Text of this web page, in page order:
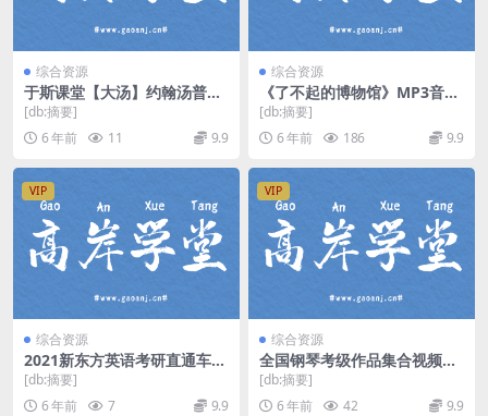
综合资源
于斯课堂【大汤】约翰汤普森
现代钢琴教程12册（价值398
元高清）百度网盘
[db:摘要]
6 年前
11 9.9
综合资源
《了不起的博物馆》MP3音频
格式 百度网盘下载
[db:摘要]
6 年前
186 9.9
VIP
综合资源
2021新东方英语考研直通车刘
琦基础阅读（英语一二）（高
清视频）百度网盘
[db:摘要]
6 年前
7 9.9
VIP
综合资源
全国钢琴考级作品集合视频教
程 百度网盘
[db:摘要]
6 年前
42 9.9